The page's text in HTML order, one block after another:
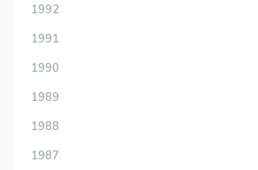
1992
1991
1990
1989
1988
1987